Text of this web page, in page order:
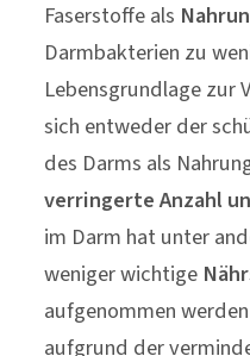
weniger wichtige
aufgenommen
aufgrund der
Nährstoffvielfalt
ein Problem für den
darstellen.
wichtigen
eingeschränkt (z. B.
der Darmschleimhaut